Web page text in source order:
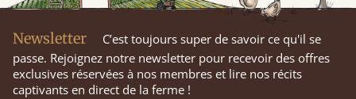
Newsletter
C’est toujours super de savoir ce qu'il se
passe. Rejoignez notre newsletter pour recevoir des offres
exclusives réservées à nos membres et lire nos récits
captivants en direct de la ferme !